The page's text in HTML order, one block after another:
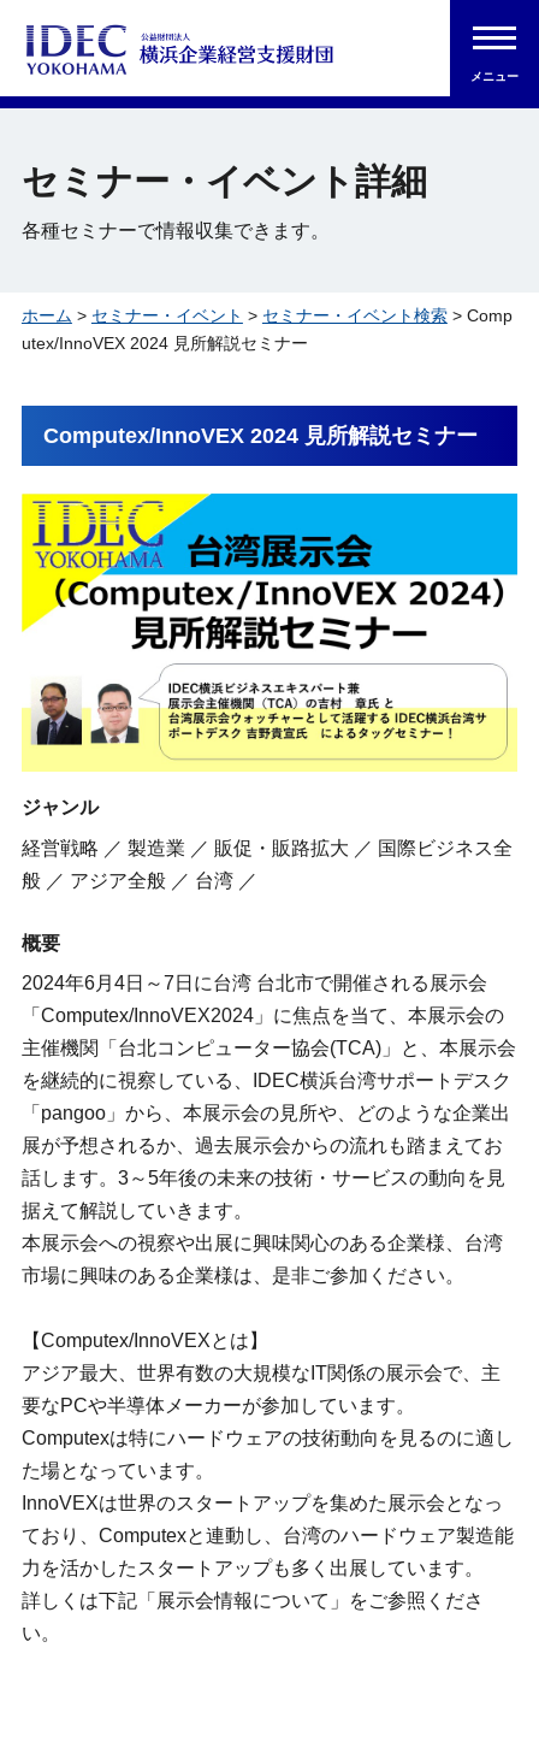
メニュー
セミナー・イベント詳細
各種セミナーで情報収集できます。
ホーム > セミナー・イベント > セミナー・イベント検索> Comp
utex/InnoVEX 2024 見所解説セミナー
Computex/InnoVEX 2024 見所解説セミナー
ジャンル
経営戦略 ／ 製造業 ／ 販促・販路拡大 ／ 国際ビジネス全
般 ／ アジア全般 ／ 台湾 ／
概要
2024年6月4日～7日に台湾 台北市で開催される展示会
「Computex/InnoVEX2024」に焦点を当て、本展示会の
主催機関「台北コンピューター協会(TCA)」と、本展示会
を継続的に視察している、IDEC横浜台湾サポートデスク
「pangoo」から、本展示会の見所や、どのような企業出
展が予想されるか、過去展示会からの流れも踏まえてお
話します。3～5年後の未来の技術・サービスの動向を見
据えて解説していきます。
本展示会への視察や出展に興味関心のある企業様、台湾
市場に興味のある企業様は、是非ご参加ください。
【Computex/InnoVEXとは】
アジア最大、世界有数の大規模なIT関係の展示会で、主
要なPCや半導体メーカーが参加しています。
Computexは特にハードウェアの技術動向を見るのに適し
た場となっています。
InnoVEXは世界のスタートアップを集めた展示会となっ
ており、Computexと連動し、台湾のハードウェア製造能
力を活かしたスタートアップも多く出展しています。
詳しくは下記「展示会情報について」をご参照くださ
い。